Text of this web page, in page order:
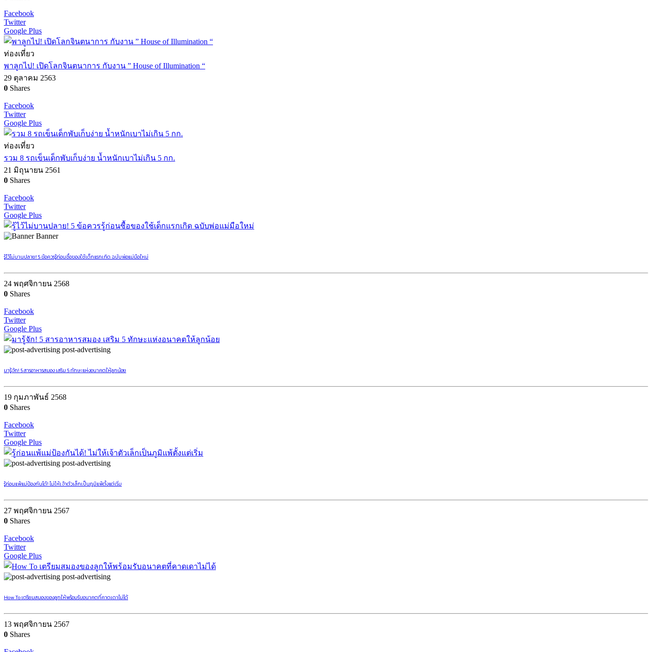
Facebook
Twitter
Google Plus
ท่องเที่ยว
พาลูกไป! เปิดโลกจินตนาการ กับงาน ” House of Illumination “
29 ตุลาคม 2563
0 Shares
Facebook
Twitter
Google Plus
ท่องเที่ยว
รวม 8 รถเข็นเด็กพับเก็บง่าย น้ำหนักเบาไม่เกิน 5 กก.
21 มิถุนายน 2561
0 Shares
Facebook
Twitter
Google Plus
Banner
รู้ไว้ไม่บานปลาย! 5 ข้อควรรู้ก่อนซื้อของใช้เด็กแรกเกิด ฉบับพ่อแม่มือใหม่
24 พฤศจิกายน 2568
0 Shares
Facebook
Twitter
Google Plus
post-advertising
มารู้จัก! 5 สารอาหารสมอง เสริม 5 ทักษะแห่งอนาคตให้ลูกน้อย
19 กุมภาพันธ์ 2568
0 Shares
Facebook
Twitter
Google Plus
post-advertising
รู้ก่อนแพ้แม่ป้องกันได้! ไม่ให้เจ้าตัวเล็กเป็นภูมิแพ้ตั้งแต่เริ่ม
27 พฤศจิกายน 2567
0 Shares
Facebook
Twitter
Google Plus
post-advertising
How To เตรียมสมองของลูกให้พร้อมรับอนาคตที่คาดเดาไม่ได้
13 พฤศจิกายน 2567
0 Shares